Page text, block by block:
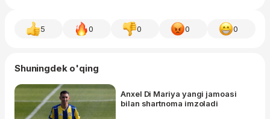
5 0 0 0 0
Shuningdek o'qing
Anxel Di Mariya yangi jamoasi
bilan shartnoma imzoladi